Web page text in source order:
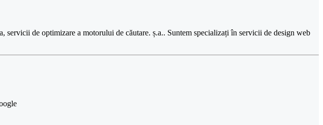
de optimizare a motorului de căutare. ș.a.. Suntem specializați în servicii de design web